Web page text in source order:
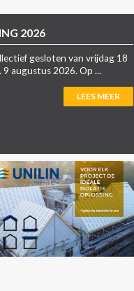
2026
gesloten van vrijdag 18
augustus 2026. Op ...
LEES MEER